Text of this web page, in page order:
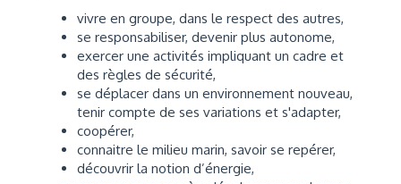
vivre en groupe, dans le respect des autres,
se responsabiliser, devenir plus autonome,
exercer une activités impliquant un cadre et
des règles de sécurité,
se déplacer dans un environnement nouveau,
tenir compte de ses variations et s'adapter,
coopérer,
connaitre le milieu marin, savoir se repérer,
découvrir la notion d’énergie,